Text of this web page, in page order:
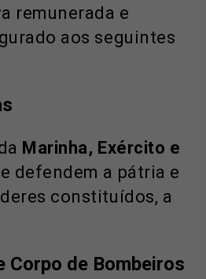
remunerada e
aos seguintes
Marinha, Exército e
defendem a pátria e
constituídos, a
Corpo de Bombeiros